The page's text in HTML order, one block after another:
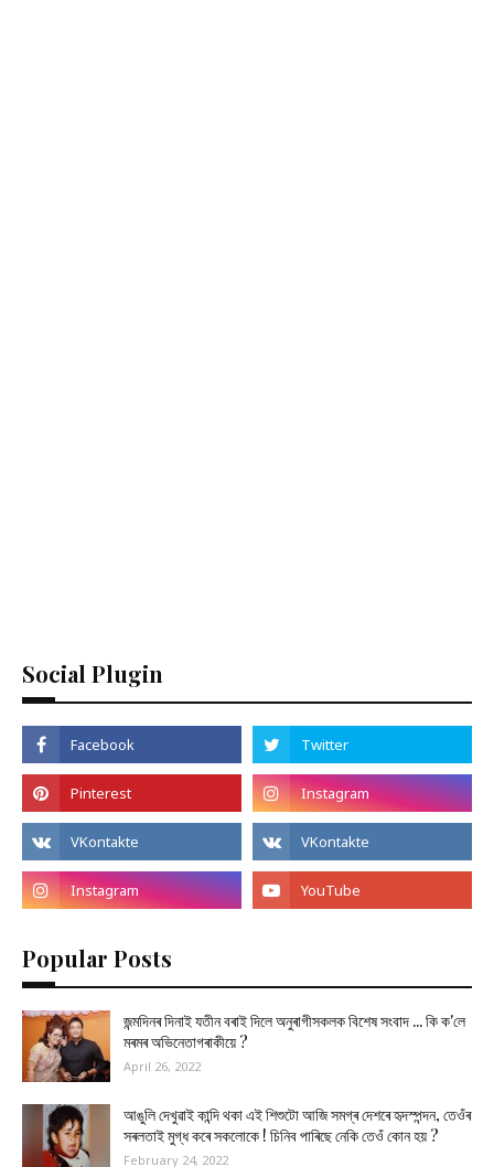
Social Plugin
Popular Posts
জন্মদিনৰ দিনাই যতীন বৰাই দিলে অনুৰাগীসকলক বিশেষ সংবাদ ... কি ক'লে
মৰমৰ অভিনেতাগৰাকীয়ে ?
April 26, 2022
আঙুলি দেখুৱাই কান্দি থকা এই শিশুটো আজি সমগ্ৰ দেশৰে হৃদস্পন্দন, তেওঁৰ
সৰলতাই মুগ্ধ কৰে সকলোকে ! চিনিব পাৰিছে নেকি তেওঁ কোন হয় ?
February 24, 2022